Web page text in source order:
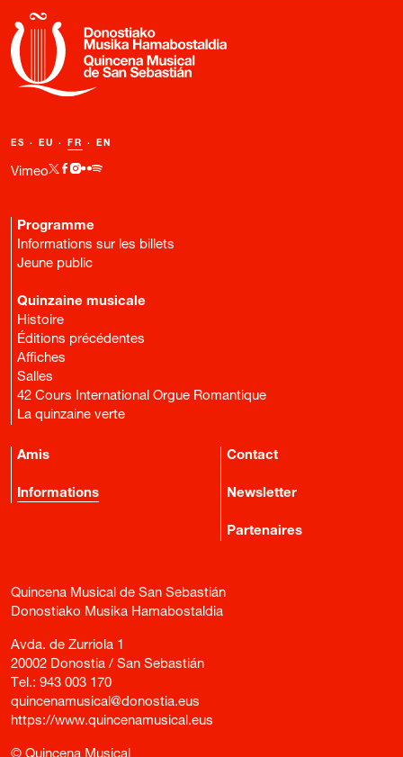
Vimeo
ES · EU · FR · EN
Programme
Informations sur les billets
Jeune public
Quinzaine musicale
Histoire
Éditions précédentes
Affiches
Salles
42 Cours International Orgue Romantique
La quinzaine verte
Amis
Informations
Contact
Newsletter
Partenaires
Quincena Musical de San Sebastián
Donostiako Musika Hamabostaldia
Avda. de Zurriola 1
20002 Donostia / San Sebastián
Tel.: 943 003 170
quincenamusical@donostia.eus
https://www.quincenamusical.eus